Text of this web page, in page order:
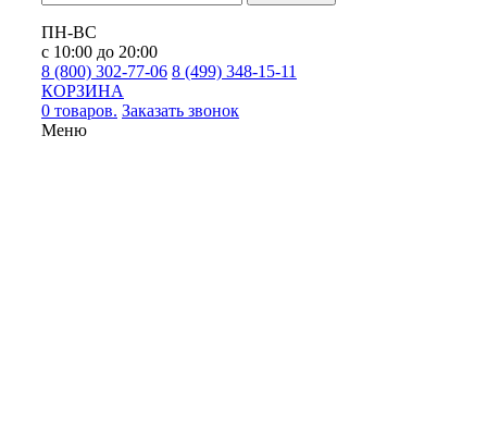
ПН-ВС
с 10:00 до 20:00
8 (800) 302-77-06 8 (499) 348-15-11
КОРЗИНА
0 товаров. Заказать звонок
Меню